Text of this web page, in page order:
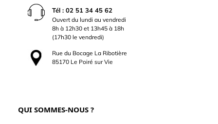
Tél : 02 51 34 45 62
Ouvert du lundi au vendredi
8h à 12h30 et 13h45 à 18h
(17h30 le vendredi)
Rue du Bocage La Ribotière
85170 Le Poiré sur Vie
QUI SOMMES-NOUS ?